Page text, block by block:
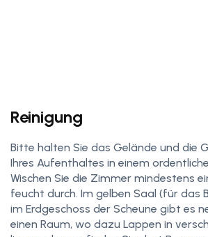
Reinigung
Bitte halten Sie das Gelände und die
Ihres Aufenthaltes in einem
Wischen Sie die Zimmer mindestens
feucht durch. Im gelben Saal (für das
im Erdgeschoss der Scheune gibt es
einen Raum, wo dazu Lappen in